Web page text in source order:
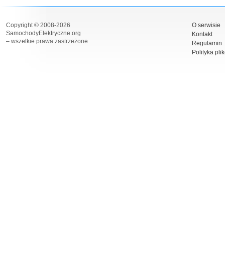
Copyright © 2008-2026
SamochodyElektryczne.org
– wszelkie prawa zastrzeżone
O serwisie
Kontakt
Regulamin
Polityka